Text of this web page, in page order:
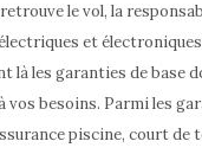
le vol, la
et
là les garanties de
besoins. Parmi les
piscine, court de